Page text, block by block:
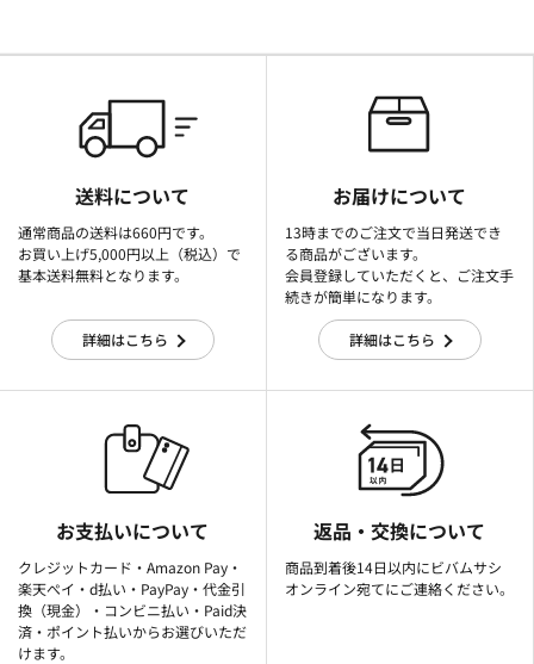
送料について
通常商品の送料は660円です。
お買い上げ5,000円以上（税込）で
基本送料無料となります。
詳細はこちら
お届けについて
13時までのご注文で当日発送でき
る商品がございます。
会員登録していただくと、ご注文手
続きが簡単になります。
詳細はこちら
お支払いについて
クレジットカード・Amazon Pay・
楽天ぺイ・d払い・PayPay・代金引
換（現金）・コンビニ払い・Paid決
済・ポイント払いからお選びいただ
けます。
返品・交換について
商品到着後14日以内にビバムサシ
オンライン宛てにご連絡ください。